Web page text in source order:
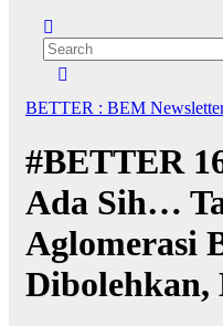
BETTER : BEM
#BETTER
Ada Sih…
Aglomerasi
Dibolehkan,